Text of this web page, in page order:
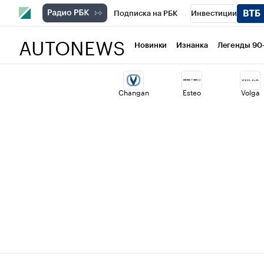
Подписка на РБК Инвестиции
Национальные проекты Город
Кредитные рейтинги Франшизы
AUTONEWS Новинки Изнанка Легенды
Changan Esteo Volga